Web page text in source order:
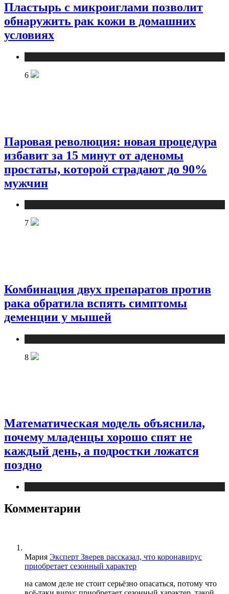
Пластырь с микроиглами позволит
обнаружить рак кожи в домашних
условиях
6
Паровая революция: новая процедура
избавит за 15 минут от аденомы
простаты, которой страдают до 90%
мужчин
7
Комбинация двух препаратов против
рака обратила вспять симптомы
деменции у мышей
8
Математическая модель объяснила,
почему младенцы хорошо спят не
каждый день, а подростки ложатся
поздно
Комментарии
Мария Эксперт Зверев рассказал, что коронавирус
приобретает сезонный характер
на самом деле не стоит серьёзно опасаться, потому что